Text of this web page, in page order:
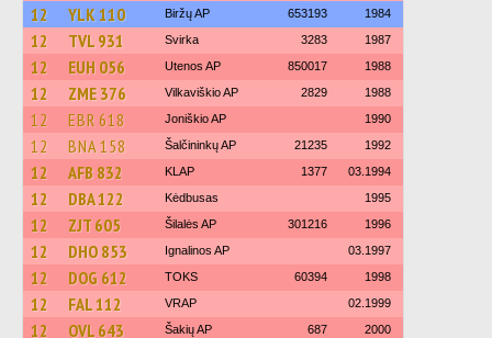
12 YLK 110 Biržų AP 653193 1984
12 TVL 931 Svirka 3283 1987
12 EUH 056 Utenos AP 850017 1988
12 ZME 376 Vilkaviškio AP 2829 1988
12 EBR 618 Joniškio AP 1990
12 BNA 158 Šalčininkų AP 21235 1992
12 AFB 832 KLAP 1377 03.1994
12 DBA 122 Kėdbusas 1995
12 ZJT 605 Šilalės AP 301216 1996
12 DHO 853 Ignalinos AP 03.1997
12 DOG 612 TOKS 60394 1998
12 FAL 112 VRAP 02.1999
12 OVL 643 Šakių AP 687 2000